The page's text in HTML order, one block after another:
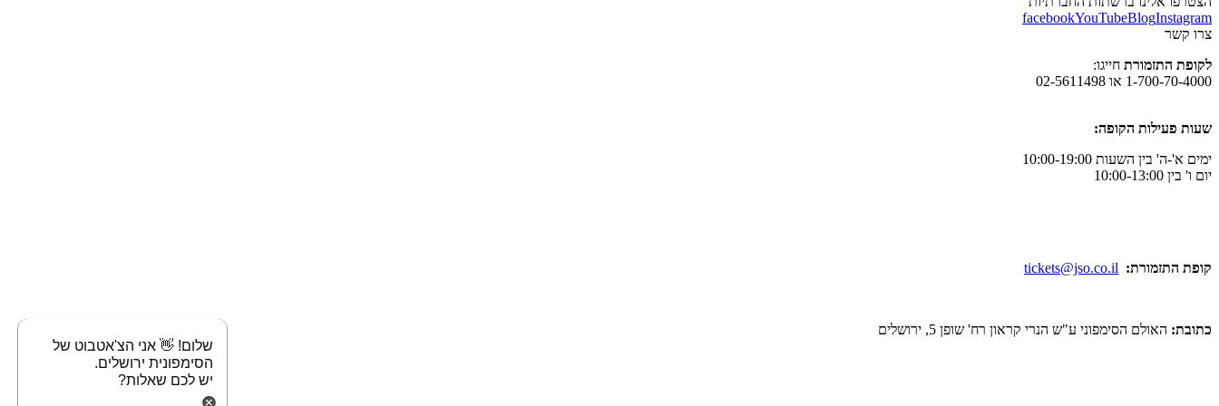
facebookYouTubeBlogInstagram
צרו קשר
לקופת התזמורת חייגו:
1-700-70-4000 או 02-5611498
שעות פעילות הקופה:
ימים א'-ה' בין השעות 10:00-19:00
יום ו' בין 10:00-13:00
קופת התזמורת: tickets@jso.co.il
כתובת: האולם הסימפוני ע"ש הנרי קראון רח' שופן 5, ירושלים
שלום! 👋 אני הצ'אטבוט של
הסימפונית ירושלים.
יש לכם שאלות?